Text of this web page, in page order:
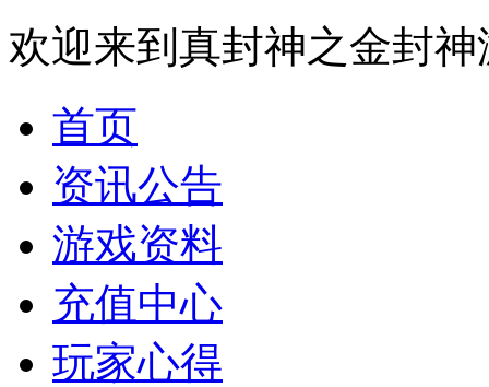
欢迎来到真封神之金封
首页
资讯公告
游戏资料
充值中心
玩家心得